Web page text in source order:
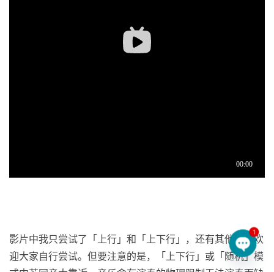
影片中我只尝试了「上行」和「上下行」，还有其他模式欢
迎大家自行尝试。但要注意的是，「上下行」或「随机」模
Open
1